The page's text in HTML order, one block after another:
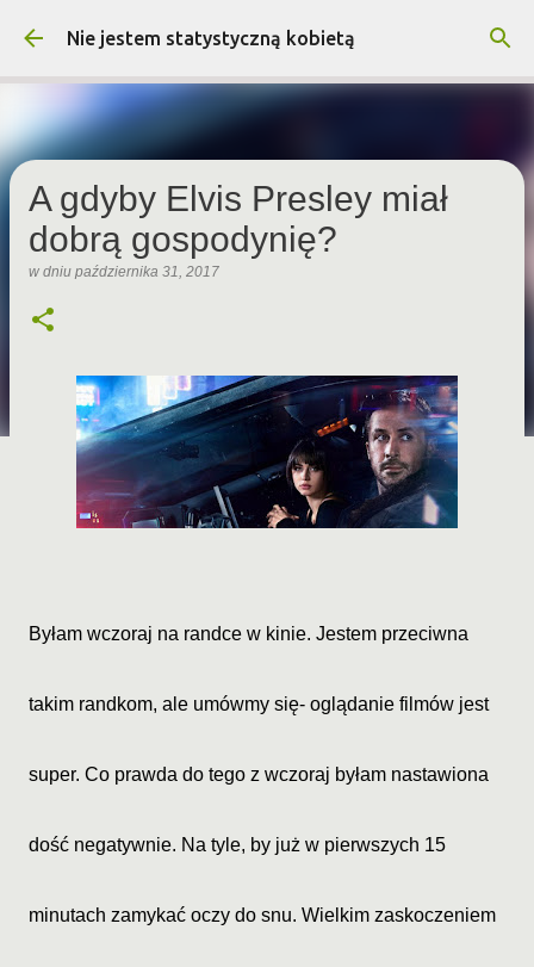
Przejdź do głównej zawartości
Nie jestem statystyczną kobietą
A gdyby Elvis Presley miał
dobrą gospodynię?
w dniu października 31, 2017
Byłam wczoraj na randce w kinie. Jestem przeciwna
takim randkom, ale umówmy się- oglądanie filmów jest
super. Co prawda do tego z wczoraj byłam nastawiona
dość negatywnie. Na tyle, by już w pierwszych 15
minutach zamykać oczy do snu. Wielkim zaskoczeniem